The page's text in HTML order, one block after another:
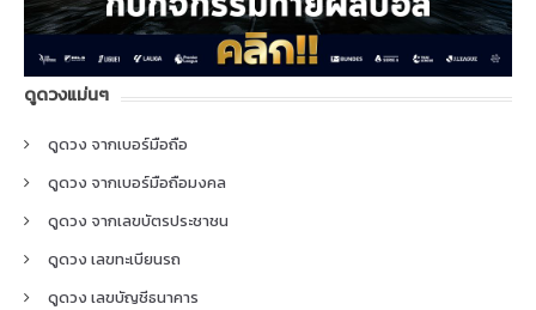
ดูดวงแม่นๆ
ดูดวง จากเบอร์มือถือ
ดูดวง จากเบอร์มือถือมงคล
ดูดวง จากเลขบัตรประชาชน
ดูดวง เลขทะเบียนรถ
ดูดวง เลขบัญชีธนาคาร